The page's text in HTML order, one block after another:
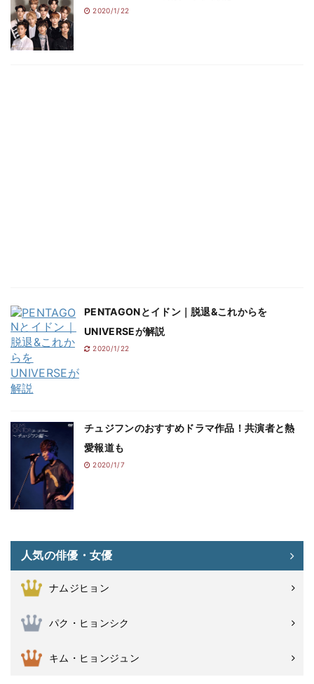
2020/1/22
PENTAGONとイドン｜脱退&これからを
UNIVERSEが解説
2020/1/22
チュジフンのおすすめドラマ作品！共演者と熱
愛報道も
2020/1/7
人気の俳優・女優
ナムジヒョン
パク・ヒョンシク
キム・ヒョンジュン